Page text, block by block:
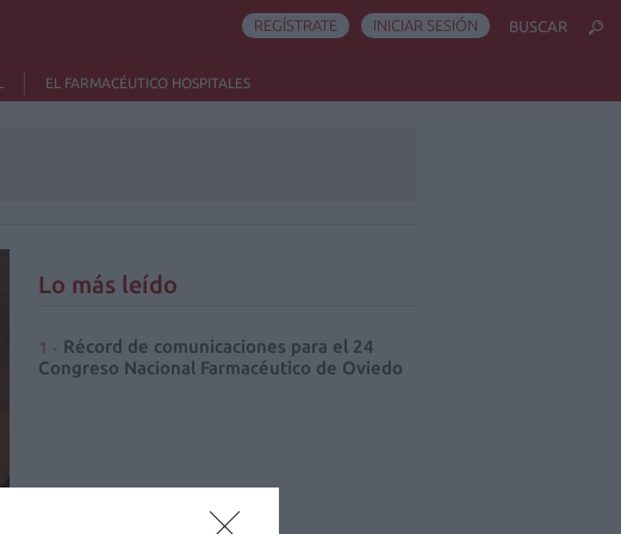
EL FARMACÉUTICO HOSPITALES
REGÍSTRATE INICIAR SESIÓN BUSCAR
Lo más leído
Récord de comunicaciones para el 24
Congreso Nacional Farmacéutico de Oviedo